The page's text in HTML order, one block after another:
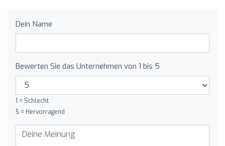
Dein Name
Bewerten Sie das Unternehmen von 1 bis 5
1 = Schlecht
5 = Hervorragend